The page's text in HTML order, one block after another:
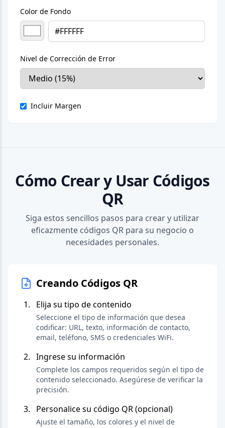
Color de Fondo
Nivel de Corrección de Error
Incluir Margen
Cómo Crear y Usar Códigos
QR
Siga estos sencillos pasos para crear y utilizar
eficazmente códigos QR para su negocio o
necesidades personales.
Creando Códigos QR
Elija su tipo de contenido
Seleccione el tipo de información que desea
codificar: URL, texto, información de contacto,
email, teléfono, SMS o credenciales WiFi.
Ingrese su información
Complete los campos requeridos según el tipo de
contenido seleccionado. Asegúrese de verificar la
precisión.
Personalice su código QR (opcional)
Ajuste el tamaño, los colores y el nivel de